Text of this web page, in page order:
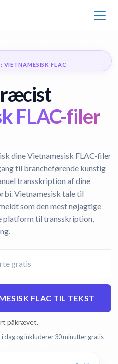
VIETNAMESISK FLAC
FLAC-filer
dine Vietnamesisk FLAC-filer
til brancheførende kunstig
transskription af dine
Vietnamesisk tale til
som den mest nøjagtige
platform til transskription,
FLAC TIL TEKST
påkrævet.
dag og inkluderer 30 minutter gratis